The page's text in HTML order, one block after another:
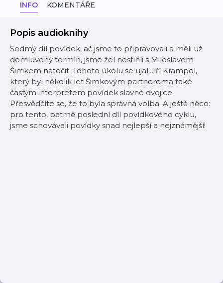
INFO KOMENTÁŘE
Popis audioknihy
Sedmý díl povídek, ač jsme to připravovali a měli už
domluvený termín, jsme žel nestihli s Miloslavem
Šimkem natočit. Tohoto úkolu se ujal Jiří Krampol,
který byl několik let Šimkovým partnerema také
častým interpretem povídek slavné dvojice.
Přesvědčíte se, že to byla správná volba. A ještě něco:
pro tento, patrně poslední díl povídkového cyklu,
jsme schovávali povídky snad nejlepší a nejznámější!